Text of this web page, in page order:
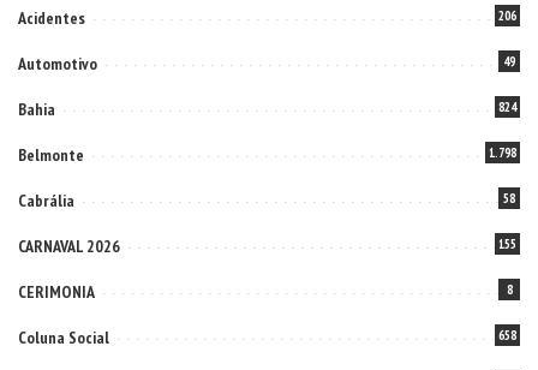
Acidentes 206
Automotivo 49
Bahia 824
Belmonte 1.798
Cabrália 58
CARNAVAL 2026 155
CERIMONIA 8
Coluna Social 658